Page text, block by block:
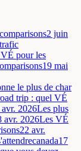
comparisons2 juin
pour les
19 mai
le plus de char
trip : quel VÉ
avr. 2026Les plus
avr. 2026Les VÉ
22 avr.
canada17